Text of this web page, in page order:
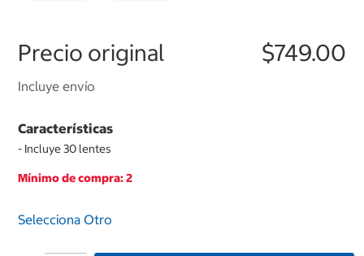
Precio original $749.00
Incluye envío
Características
- Incluye 30 lentes
Mínimo de compra: 2
Selecciona Otro